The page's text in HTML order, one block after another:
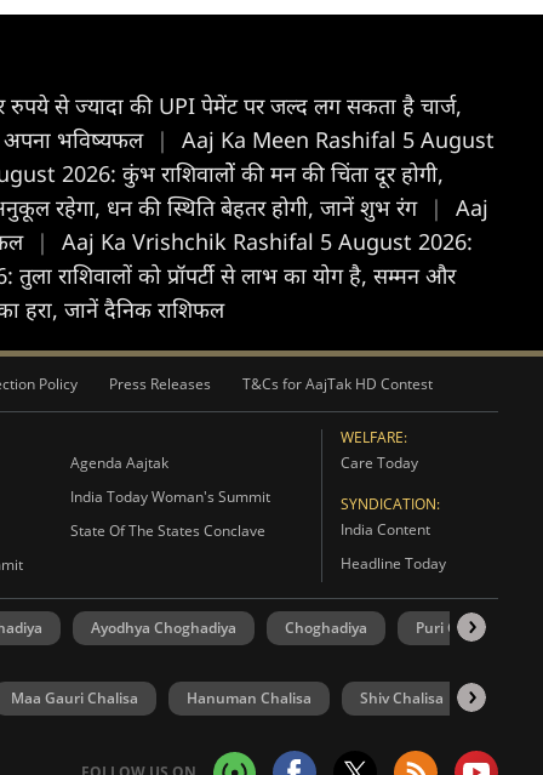
रुपये से ज्यादा की UPI पेमेंट पर जल्द लग सकता है चार्ज,
भविष्यफल |
Aaj Ka Meen Rashifal 5 August
2026: कुंभ राशिवालोें की मन की चिंता दूर होगी,
रहेगा, धन की स्थिति बेहतर होगी, जानें शुभ रंग |
Aaj
|
Aaj Ka Vrishchik Rashifal 5 August 2026:
राशिवालों को प्रॉपर्टी से लाभ का योग है, सम्मन और
हरा, जानें दैनिक राशिफल
Policy Press Releases T&Cs for AajTak HD Contest
Agenda Aajtak
India Today Woman's Summit
State Of The States Conclave
WELFARE:
Care Today
SYNDICATION:
India Content
Headline Today
Ayodhya Choghadiya Choghadiya Puri Choghadiya
Maa Gauri Chalisa Hanuman Chalisa Shiv Chalisa